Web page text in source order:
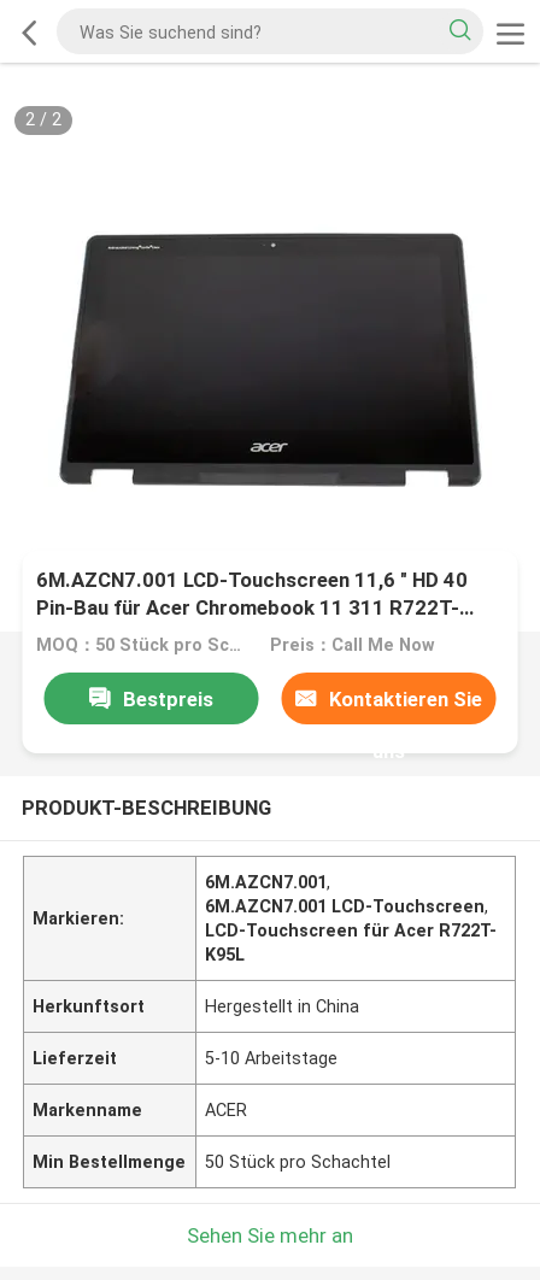
2/ 2
6M.AZCN7.001 LCD-Touchscreen 11,6 " HD 40
Pin-Bau für Acer Chromebook 11 311 R722T-
K95L
MOQ：50 Stück pro Schachtel Preis：Call Me Now
Bestpreis Kontaktieren Sie
uns
PRODUKT-BESCHREIBUNG
Markieren:
6M.AZCN7.001,
6M.AZCN7.001 LCD-Touchscreen,
LCD-Touchscreen für Acer R722T-
K95L
Herkunftsort Hergestellt in China
Lieferzeit 5-10 Arbeitstage
Markenname ACER
Min Bestellmenge 50 Stück pro Schachtel
Sehen Sie mehr an